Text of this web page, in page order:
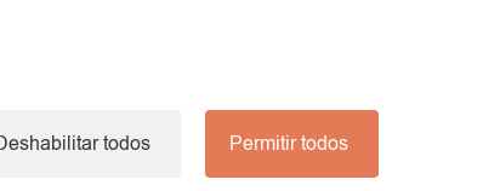
®
todos Permitir todos